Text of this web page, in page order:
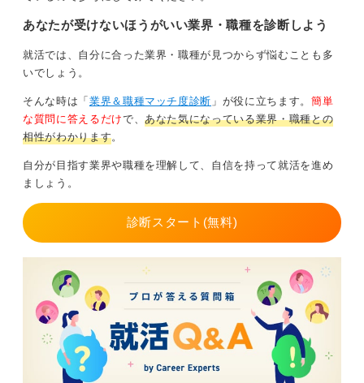
あなたが受けないほうがいい業界・職種を診断しよう
就活では、自分に合った業界・職種が見つからず悩むことも多
いでしょう。
そんな時は「 業界＆職種マッチ度診断 」が役に立ちます。 簡単
な質問に答えるだけで、あなた気になっている業界・職種との
相性がわかります。
自分が目指す業界や職種を理解して、自信を持って就活を進め
ましょう。
診断スタート(無料)